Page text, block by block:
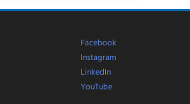
Facebook
Instagram
LinkedIn
YouTube